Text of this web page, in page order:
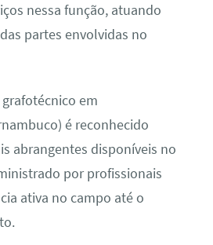
nessa função, atuando
partes envolvidas no
em
é reconhecido
abrangentes disponíveis no
por profissionais
ativa no campo até o